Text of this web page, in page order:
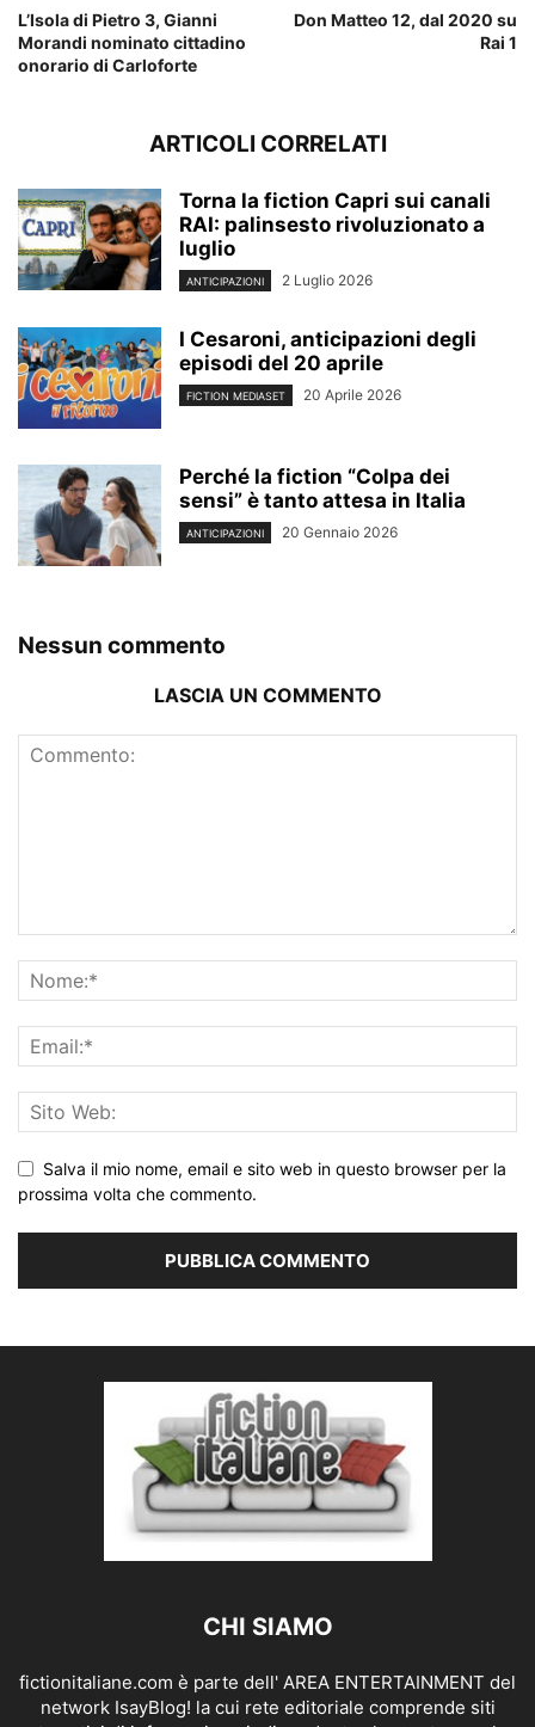
L’Isola di Pietro 3, Gianni
Morandi nominato cittadino
onorario di Carloforte
Don Matteo 12, dal 2020 su
Rai 1
ARTICOLI CORRELATI
Torna la fiction Capri sui canali
RAI: palinsesto rivoluzionato a
luglio
ANTICIPAZIONI 2 Luglio 2026
I Cesaroni, anticipazioni degli
episodi del 20 aprile
FICTION MEDIASET 20 Aprile 2026
Perché la fiction “Colpa dei
sensi” è tanto attesa in Italia
ANTICIPAZIONI 20 Gennaio 2026
Nessun commento
LASCIA UN COMMENTO
Salva il mio nome, email e sito web in questo browser per la
prossima volta che commento.
CHI SIAMO
fictionitaliane.com è parte dell' AREA ENTERTAINMENT del
network IsayBlog! la cui rete editoriale comprende siti